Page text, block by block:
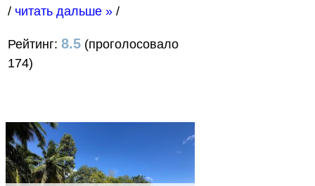
/ читать дальше » /
Рейтинг: 8.5 (проголосовало
174)